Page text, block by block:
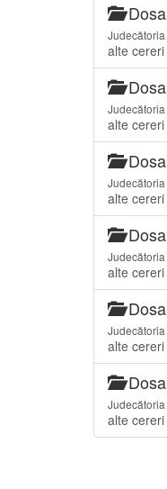
alte
alte
alte
alte
alte
alte